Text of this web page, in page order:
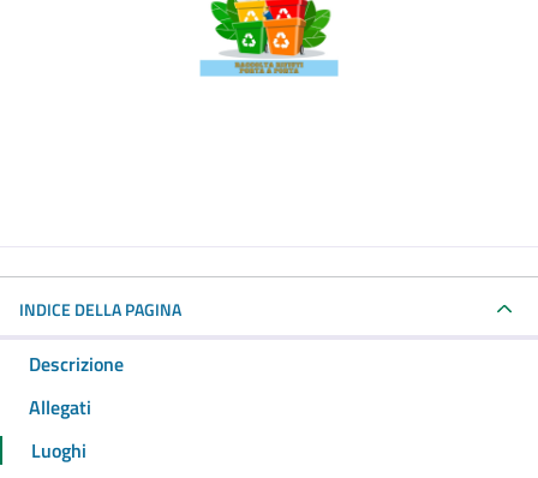
INDICE DELLA PAGINA
Descrizione
Allegati
Luoghi